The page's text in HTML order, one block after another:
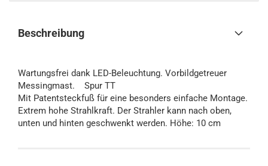
Beschreibung
Wartungsfrei dank LED-Beleuchtung. Vorbildgetreuer
Messingmast. Spur TT
Mit Patentsteckfuß für eine besonders einfache Montage.
Extrem hohe Strahlkraft. Der Strahler kann nach oben,
unten und hinten geschwenkt werden. Höhe: 10 cm